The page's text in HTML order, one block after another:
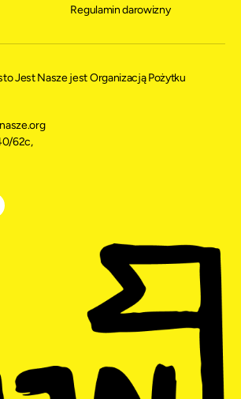
Jest Nasze jest Organizacją Pożytku
62c,
Regulamin darowizny